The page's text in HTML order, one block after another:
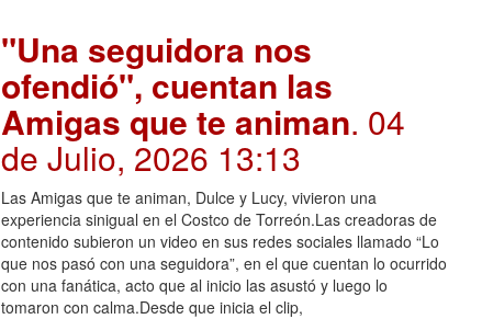
"Una seguidora nos
ofendió", cuentan las
Amigas que te animan. 04
de Julio, 2026 13:13
Las Amigas que te animan, Dulce y Lucy, vivieron una
experiencia sinigual en el Costco de Torreón.Las creadoras de
contenido subieron un video en sus redes sociales llamado “Lo
que nos pasó con una seguidora”, en el que cuentan lo ocurrido
con una fanática, acto que al inicio las asustó y luego lo
tomaron con calma.Desde que inicia el clip,